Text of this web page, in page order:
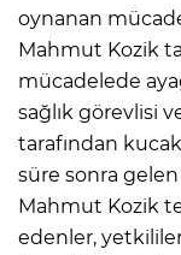
oynanan
Mahmut Kozik
mücadelede
sağlık görevlisi
tarafından
süre sonra
Mahmut Kozik
edenler,